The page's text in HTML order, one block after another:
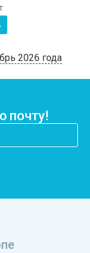
2026 года
почту!